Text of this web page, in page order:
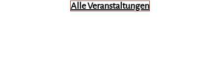
Alle Veranstaltungen